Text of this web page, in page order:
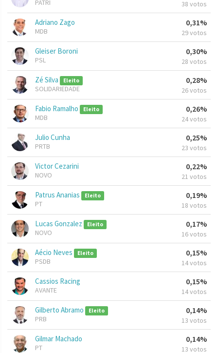
PATRI 38 votos
Adriano Zago
MDB
0,31%
29 votos
Gleiser Boroni
PSL
0,30%
28 votos
Zé Silva Eleito
SOLIDARIEDADE
0,28%
26 votos
Fabio Ramalho Eleito
MDB
0,26%
24 votos
Julio Cunha
PRTB
0,25%
23 votos
Victor Cezarini
NOVO
0,22%
21 votos
Patrus Ananias Eleito
PT
0,19%
18 votos
Lucas Gonzalez Eleito
NOVO
0,17%
16 votos
Aécio Neves Eleito
PSDB
0,15%
14 votos
Cassios Racing
AVANTE
0,15%
14 votos
Gilberto Abramo Eleito
PRB
0,14%
13 votos
Gilmar Machado
PT
0,14%
13 votos